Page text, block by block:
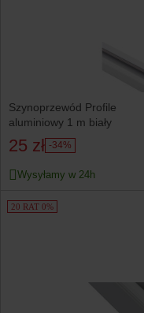
Szynoprzewód Profile
aluminiowy 1 m biały
25 zł -34%
Wysyłamy w 24h
20 RAT 0%